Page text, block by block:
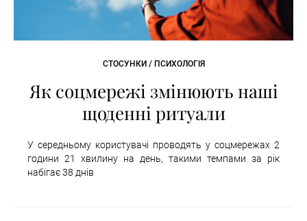
СТОСУНКИ / ПСИХОЛОГІЯ
Як соцмережі змінюють наші
щоденні ритуали
У середньому користувачі проводять у соцмережах 2
години 21 хвилину на день, такими темпами за рік
набігає 38 днів